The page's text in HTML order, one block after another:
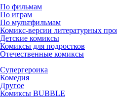
По фильмам
По играм
По мультфильмам
Комикс-версии литературных
Детские комиксы
Комиксы для подростков
Отечественные комиксы
Супергероика
Комедия
Другое
Комиксы BUBBLE